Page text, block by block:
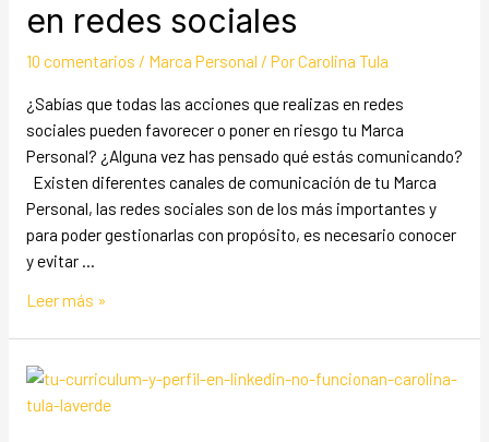
en redes sociales
10 comentarios / Marca Personal / PorCarolina Tula
¿Sabías que todas las acciones que realizas en redes
sociales pueden favorecer o poner en riesgo tu Marca
Personal? ¿Alguna vez has pensado qué estás comunicando?
Existen diferentes canales de comunicación de tu Marca
Personal, las redes sociales son de los más importantes y
para poder gestionarlas con propósito, es necesario conocer
y evitar …
Leer más »